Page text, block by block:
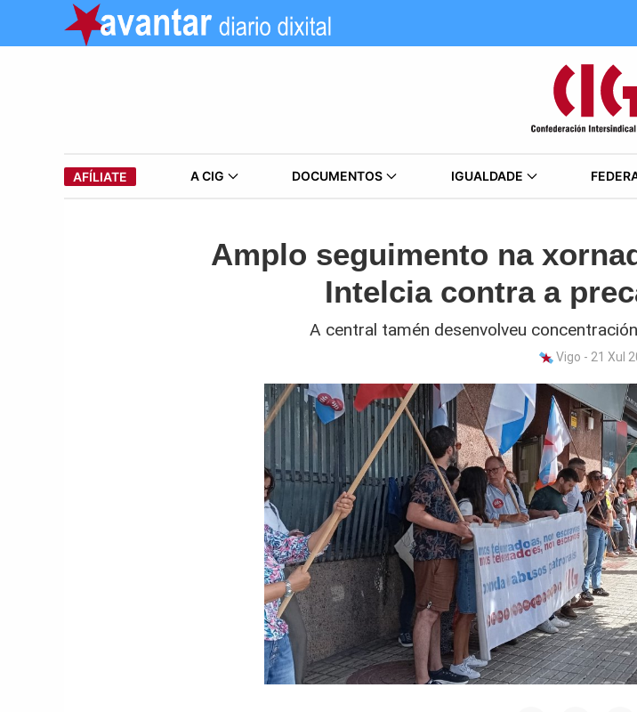
AFÍLIATE A CIG DOCUMENTOS IGUALDADE
Amplo seguimento na
Intelcia contra a
A central tamén desenvolveu
Vigo - 21 Xul